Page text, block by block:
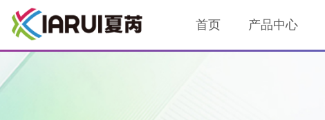
首页 产品中心